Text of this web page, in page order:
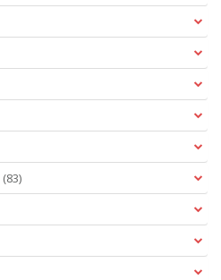
(83)